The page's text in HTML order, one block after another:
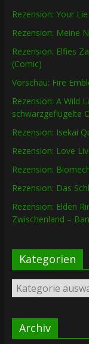
Rezension: Your
Rezension: Meine
Rezension: Elfies
(Comic)
Vorschau: Fire
Rezension: A Wild
schwarzgeflügelte
Rezension: Isekai
Rezension: Love
Rezension:
Rezension: Das
Rezension: Elden
Zwischenland –
Kategorien
Kategorien
Archiv